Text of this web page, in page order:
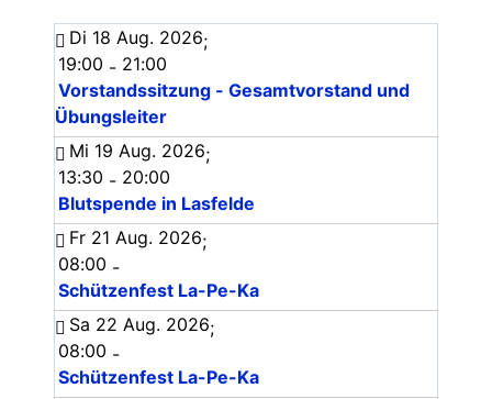
Di 18 Aug. 2026;
19:00 - 21:00
Vorstandssitzung - Gesamtvorstand und
Übungsleiter
Mi 19 Aug. 2026;
13:30 - 20:00
Blutspende in Lasfelde
Fr 21 Aug. 2026;
08:00 -
Schützenfest La-Pe-Ka
Sa 22 Aug. 2026;
08:00 -
Schützenfest La-Pe-Ka